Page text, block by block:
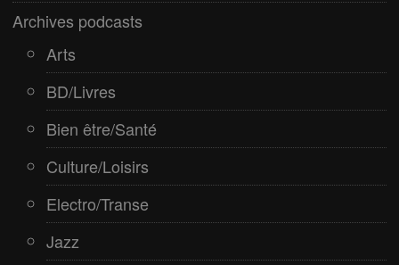
Rap
Spiritualité
Archives podcasts
Arts
BD/Livres
Bien être/Santé
Culture/Loisirs
Electro/Transe
Jazz